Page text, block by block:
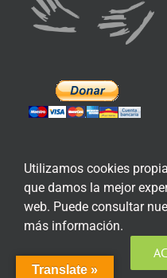
ENLACES DE INTERÉS
Aviso Legal
Política de privacidad
Translate »
Utilizamos cookies
que damos la mejor
web. Puede consultar
más información.